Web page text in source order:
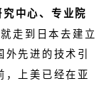
中心、专业院
走到日本去建立
先进的技术引
，上美已经在亚